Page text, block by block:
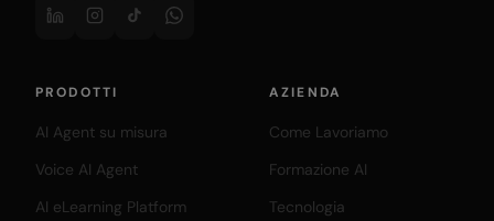
PRODOTTI
AI Agent su misura
Voice AI Agent
AI eLearning Platform
AZIENDA
Come Lavoriamo
Formazione AI
Tecnologia